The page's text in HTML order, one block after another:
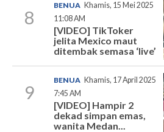
8
BENUA Khamis, 15 Mei 2025
11:08 AM
[VIDEO] TikToker
jelita Mexico maut
ditembak semasa ‘live’
9
BENUA Khamis, 17 April 2025
7:45 AM
[VIDEO] Hampir 2
dekad simpan emas,
wanita Medan...